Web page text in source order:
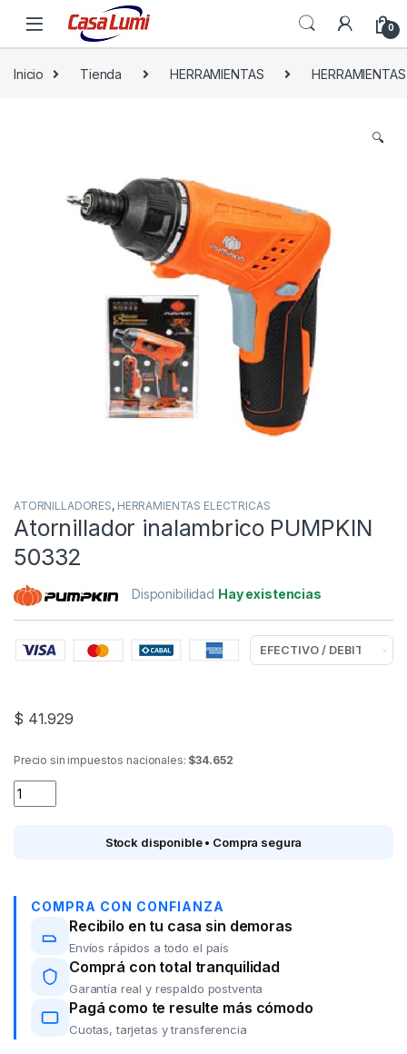
0
Inicio Tienda HERRAMIENTAS
🔍
ATORNILLADORES, HERRAMIENTAS ELECTRICAS
Atornillador inalambrico PUMPKIN
50332
Disponibilidad Hay existencias
$ 41.929
Precio sin impuestos nacionales: $34.652
Atornillador inalambrico PUMPKIN 50332 quantity
Stock disponible • Compra segura
COMPRA CON CONFIANZA
Recibilo en tu casa sin demoras
Envíos rápidos a todo el país
Comprá con total tranquilidad
Garantía real y respaldo postventa
Pagá como te resulte más cómodo
Cuotas, tarjetas y transferencia